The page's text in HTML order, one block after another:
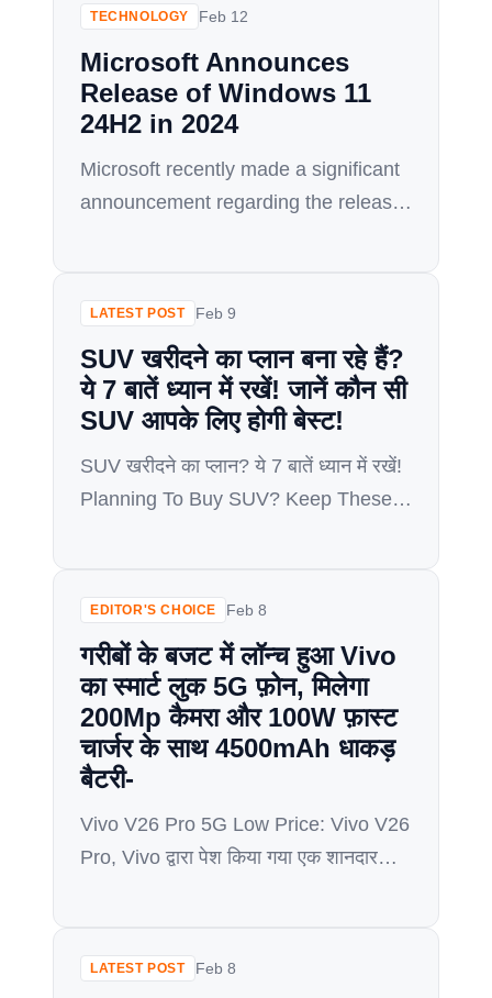
जाना जाता है। यह उन लोगों के लिए एक आदर्श
सभी क्षेत्रों में उत्कृष्ट प्रदर्शन प्रदान करता है।
[…]
TECHNOLOGY Feb 12
Microsoft Announces
Release of Windows 11
24H2 in 2024
Microsoft recently made a significant
announcement regarding the release
revealed that the 24H2 version of
2024, marking a major milestone in
the evolution of their flagship
operating system. Windows 11 has
generated a lot of excitement […]
LATEST POST Feb 9
SUV खरीदने का प्लान बना रहे हैं?
ये 7 बातें ध्यान में रखें! जानें कौन सी
SUV आपके लिए होगी बेस्ट!
SUV खरीदने का प्लान? ये 7 बातें ध्यान में रखें!
Planning To Buy SUV? Keep These 7
और ऑफ-रोड क्षमता के लिए लोकप्रिय हैं। यदि
महत्वपूर्ण बातों पर ध्यान देना जरूरी है। 1. […]
EDITOR'S CHOICE Feb 8
गरीबों के बजट में लॉन्च हुआ Vivo
का स्मार्ट लुक 5G फ़ोन, मिलेगा
200Mp कैमरा और 100W फ़ास्ट
चार्जर के साथ 4500mAh धाकड़
बैटरी-
Vivo V26 Pro 5G Low Price: Vivo V26
Pro, Vivo द्वारा पेश किया गया एक शानदार
जाना जाता है। यह उन लोगों के लिए एक आदर्श
LATEST POST Feb 8